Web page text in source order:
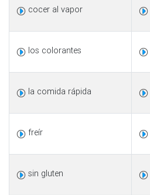
cocer al vapor
los colorantes
la comida rápida
freír
sin gluten